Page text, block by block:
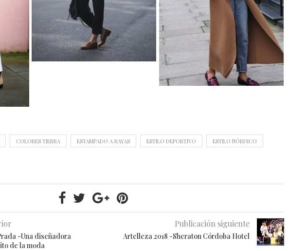
COLORES TIERRA ESTAMPADO A RAYAS ESTILO DEPORTIVO ESTILO NÓRDICO
-Una diseñadora
de la moda
Publicación siguiente
Artelleza 2018 -Sheraton Córdoba Hotel